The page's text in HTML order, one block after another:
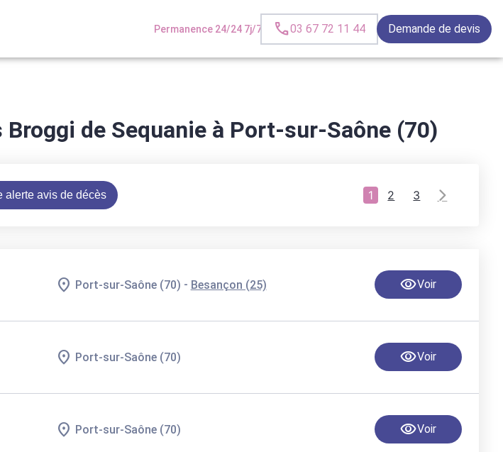
Permanence 24/24 7j/7 03 67 72 11 44 Demande de devis
de Sequanie à Port-sur-Saône (70)
alerte avis de décès 1 2 3
Port-sur-Saône (70) - Besançon (25) Voir
Port-sur-Saône (70) Voir
Port-sur-Saône (70) Voir